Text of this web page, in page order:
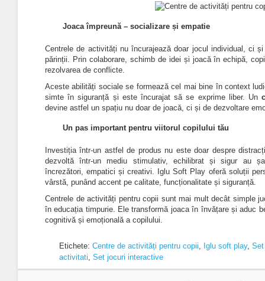
Joaca împreună – socializare și empatie
Centrele de activități nu încurajează doar jocul individual, ci
părinții. Prin colaborare, schimb de idei și joacă în echipă,
rezolvarea de conflicte.
Aceste abilități sociale se formează cel mai bine în context
simte în siguranță și este încurajat să se exprime liber. Un
devine astfel un spațiu nu doar de joacă, ci și de dezvoltare
Un pas important pentru viitorul copilului tău
Investiția într-un astfel de produs nu este doar despre
dezvoltă într-un mediu stimulativ, echilibrat și sigur au
încrezători, empatici și creativi. Iglu Soft Play oferă soluții
vârstă, punând accent pe calitate, funcționalitate și siguranță.
Centrele de activități pentru copii sunt mai mult decât simple
în educația timpurie. Ele transformă joaca în învățare și aduc
cognitivă și emoțională a copilului.
Etichete: Centre de activități pentru copii, Iglu soft play,
activitati, Set jocuri interactive